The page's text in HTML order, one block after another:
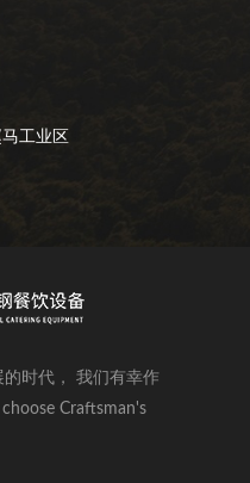
工业区
时代， 我们有幸作
Craftsman's